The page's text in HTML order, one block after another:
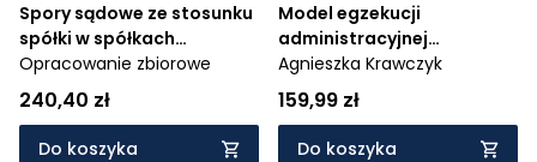
Spory sądowe ze stosunku
spółki w spółkach
kapitałowych
Opracowanie zbiorowe
240,40 zł
Do koszyka
Model egzekucji
administracyjnej
należności pieniężnych w
prawie polskim i
austriackim
Agnieszka Krawczyk
159,99 zł
Do koszyka